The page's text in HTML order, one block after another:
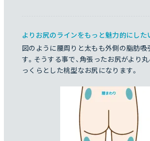
よりお尻のラインをもっと魅力的にした
図のように腰周りと太もも外側の脂肪吸
す。そうする事で、角張ったお尻がより
っくらとした桃型なお尻になります。